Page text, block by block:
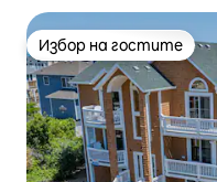
Избор на гостите
Избор на гостите